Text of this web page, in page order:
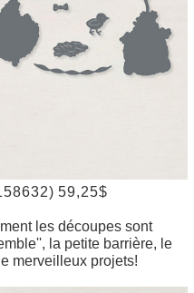
59,25$
les découpes sont
la petite barrière, le
merveilleux projets!